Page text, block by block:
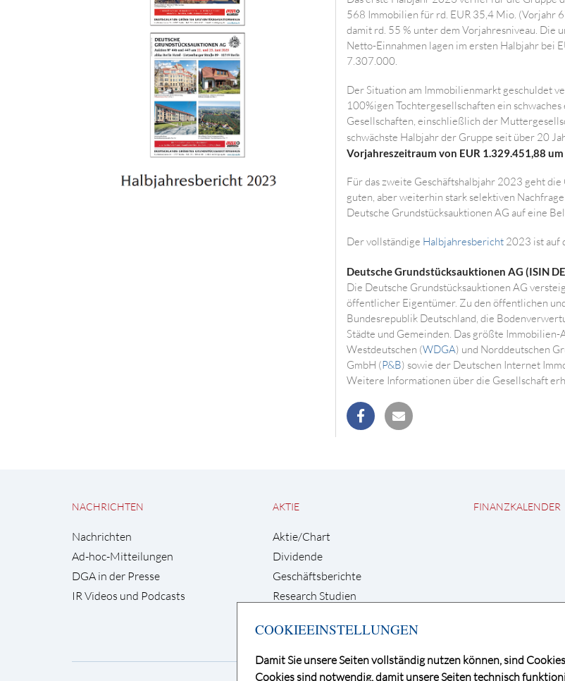
568 Immobilien für rd. EUR 35,4 Mio. (Vorjahr
damit rd. 55 % unter dem Vorjahresniveau. Die
Netto-Einnahmen lagen im ersten Halbjahr bei
7.307.000.
Der Situation am Immobilienmarkt geschuldet
100%igen Tochtergesellschaften ein
Gesellschaften, einschließlich der
schwächste Halbjahr der Gruppe seit über 20
Vorjahreszeitraum von EUR 1.329.451,88 um
Für das zweite Geschäftshalbjahr 2023 geht
guten, aber weiterhin stark selektiven
Deutsche Grundstücksauktionen AG auf eine
Der vollständige Halbjahresbericht 2023 ist auf
Deutsche Grundstücksauktionen AG (ISIN
Die Deutsche Grundstücksauktionen AG
öffentlicher Eigentümer. Zu den öffentlichen
Bundesrepublik Deutschland, die
Städte und Gemeinden. Das größte
Westdeutschen (WDGA) und Norddeutschen
GmbH (P&B) sowie der Deutschen Internet
Weitere Informationen über die Gesellschaft
NACHRICHTEN
Nachrichten
Ad-hoc-Mitteilungen
DGA in der Presse
IR Videos und Podcasts
AKTIE
Aktie/Chart
Dividende
Geschäftsberichte
Research Studien
FINANZKALENDER
COOKIEEINSTELLUNGEN
Damit Sie unsere Seiten vollständig nutzen können, sind
Cookies sind notwendig, damit unsere Seiten technisch